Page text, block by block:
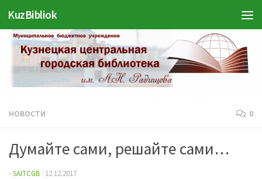
Перейти к содержимому
KuzBibliok
НОВОСТИ 0
Думайте сами, решайте сами…
-SAITCGB · 12.12.2017